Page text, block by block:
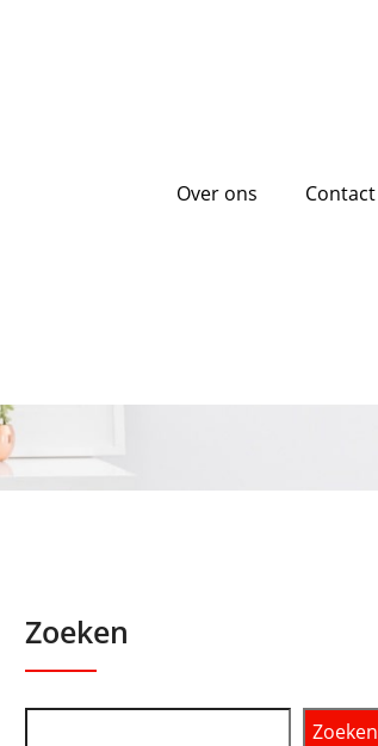
Over ons Contact
opties voor
Zoeken
Zoeken